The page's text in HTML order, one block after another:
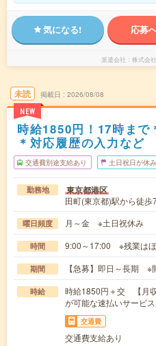
気になる! 応募
派遣会社 株式会
未読
NEW
掲載日 2026/08/08
時給1850円！17時まで
＊対応履歴の入力など
交通費別途支給あり 土日祝日が休み
勤務地 東京都港区
田町(東京都)駅から徒
曜日頻度 月～金 ※土日祝休み
時間 9:00～17:00 ※残業はほ
期間 【急募】即日～長期 ※
時給
時給1850円＋交 【月
が可能な速払いサービス
交通費
交通費支給あり